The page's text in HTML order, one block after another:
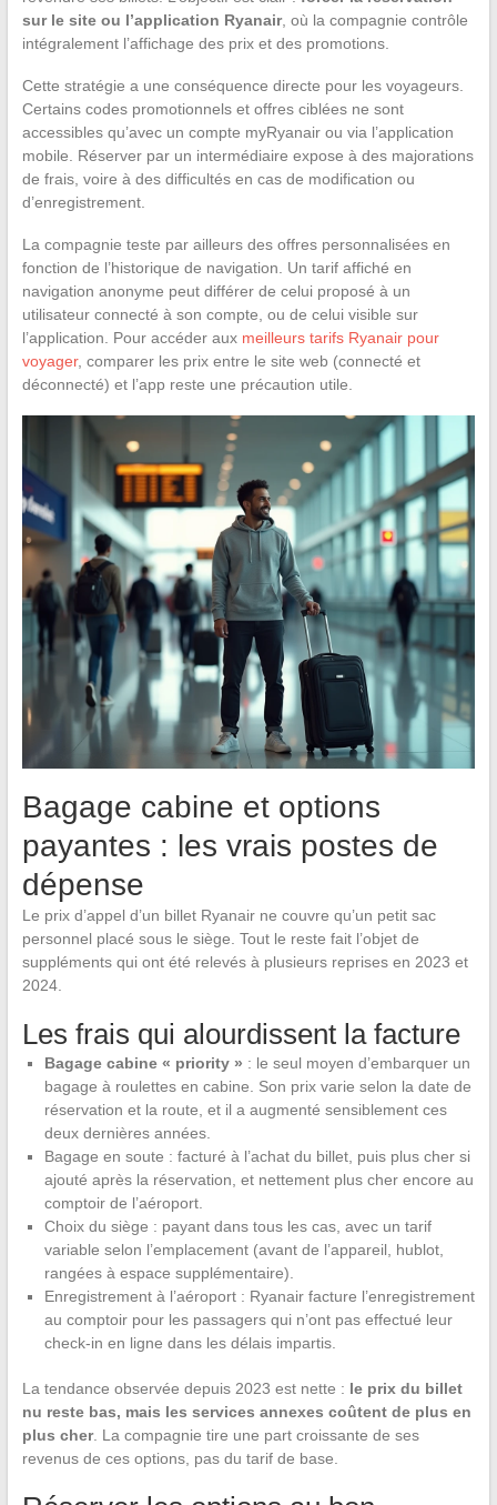
sur le site ou l’application Ryanair, où la compagnie contrôle
intégralement l’affichage des prix et des promotions.
Cette stratégie a une conséquence directe pour les voyageurs.
Certains codes promotionnels et offres ciblées ne sont
accessibles qu’avec un compte myRyanair ou via l’application
mobile. Réserver par un intermédiaire expose à des majorations
de frais, voire à des difficultés en cas de modification ou
d’enregistrement.
La compagnie teste par ailleurs des offres personnalisées en
fonction de l’historique de navigation. Un tarif affiché en
navigation anonyme peut différer de celui proposé à un
utilisateur connecté à son compte, ou de celui visible sur
l’application. Pour accéder aux meilleurs tarifs Ryanair pour
voyager, comparer les prix entre le site web (connecté et
déconnecté) et l’app reste une précaution utile.
Bagage cabine et options
payantes : les vrais postes de
dépense
Le prix d’appel d’un billet Ryanair ne couvre qu’un petit sac
personnel placé sous le siège. Tout le reste fait l’objet de
suppléments qui ont été relevés à plusieurs reprises en 2023 et
2024.
Les frais qui alourdissent la facture
Bagage cabine « priority » : le seul moyen d’embarquer un
bagage à roulettes en cabine. Son prix varie selon la date de
réservation et la route, et il a augmenté sensiblement ces
deux dernières années.
Bagage en soute : facturé à l’achat du billet, puis plus cher si
ajouté après la réservation, et nettement plus cher encore au
comptoir de l’aéroport.
Choix du siège : payant dans tous les cas, avec un tarif
variable selon l’emplacement (avant de l’appareil, hublot,
rangées à espace supplémentaire).
Enregistrement à l’aéroport : Ryanair facture l’enregistrement
au comptoir pour les passagers qui n’ont pas effectué leur
check-in en ligne dans les délais impartis.
La tendance observée depuis 2023 est nette : le prix du billet
nu reste bas, mais les services annexes coûtent de plus en
plus cher. La compagnie tire une part croissante de ses
revenus de ces options, pas du tarif de base.